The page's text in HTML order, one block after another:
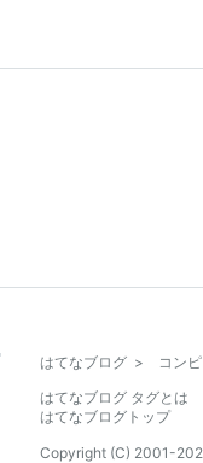
はてなブログ > コン
はてなブログ タグとは
はてなブログトップ
Copyright (C) 2001-